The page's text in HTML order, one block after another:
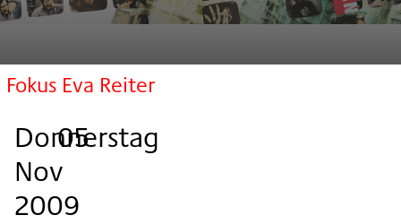
Fokus Eva Reiter
Donnerstag
, 05
.
Nov
2009
.